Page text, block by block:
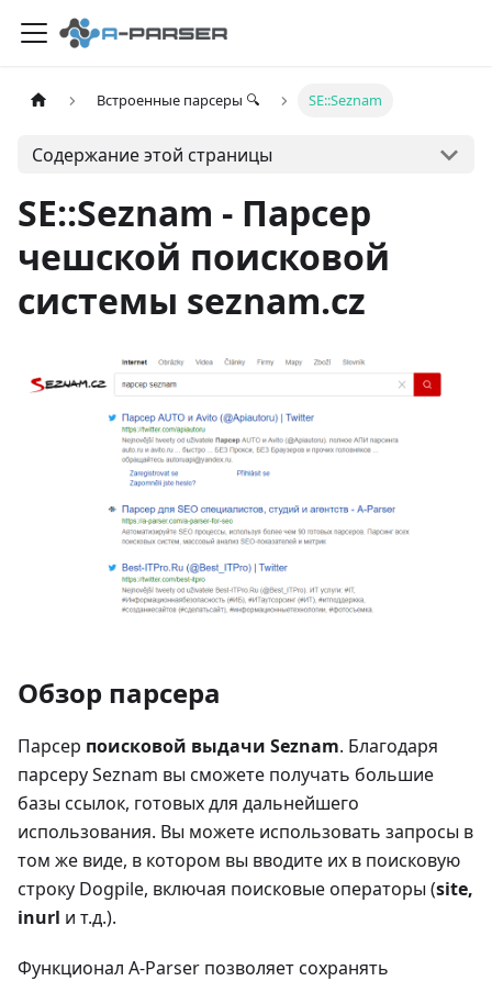
Встроенные парсеры 🔍 SE::Seznam
Содержание этой страницы
SE::Seznam - Парсер
чешской поисковой
системы seznam.cz
Обзор парсера
Парсер поисковой выдачи Seznam. Благодаря
парсеру Seznam вы сможете получать большие
базы ссылок, готовых для дальнейшего
использования. Вы можете использовать запросы в
том же виде, в котором вы вводите их в поисковую
строку Dogpile, включая поисковые операторы (site,
inurl и т.д.).
Функционал A-Parser позволяет сохранять